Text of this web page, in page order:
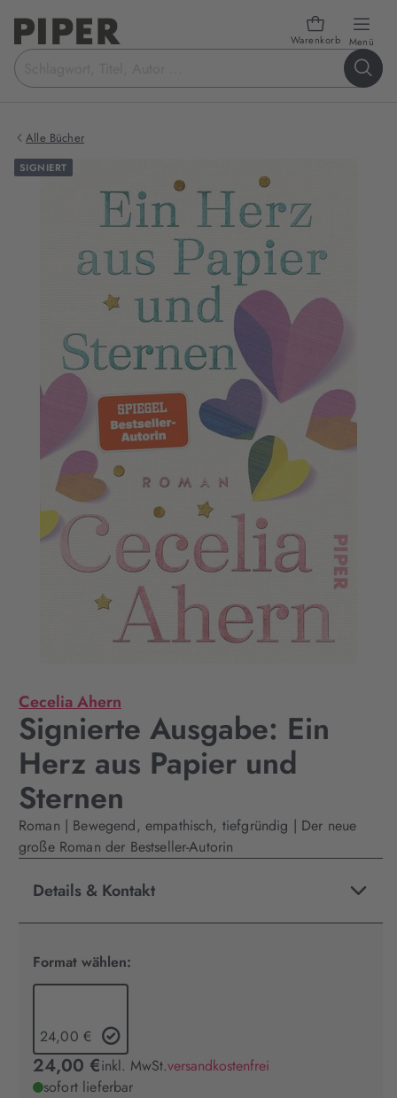
Warenkorb Menü
Suchbegriff
eingeben
Alle Bücher
SIGNIERT
Cecelia Ahern
Signierte Ausgabe: Ein
Herz aus Papier und
Sternen
Roman | Bewegend, empathisch, tiefgründig | Der neue
große Roman der Bestseller-Autorin
Details & Kontakt
Format wählen:
24,00 €
24,00 €inkl. MwSt.versandkostenfrei
sofort lieferbar